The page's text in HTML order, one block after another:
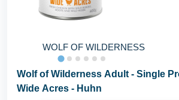
WOLF OF WILDERNESS
Wolf of Wilderness Adult - Single
Wide Acres - Huhn